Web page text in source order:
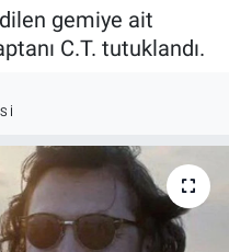
gemiye ait
C.T. tutuklandı.